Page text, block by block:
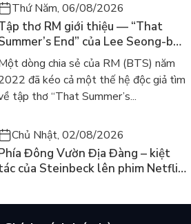
sáng.
phụ nữ đã có gia đình
Phụ nữ là phải Đẹp” sẽ
quan trọng của ngoại
phúc tận hưởng
Thứ Năm, 06/08/2026
thơ RM giới thiệu — “That
End” của Lee Seong-bok
mắt bản tiếng Anh sau 4 năm
sốt
dòng chia sẻ của RM (BTS) năm
đã kéo cả một thế hệ độc giả tìm
tập thơ “That Summer’s...
Chủ Nhật, 02/08/2026
Đông Vườn Địa Đàng – kiệt
của Steinbeck lên phim Netflix